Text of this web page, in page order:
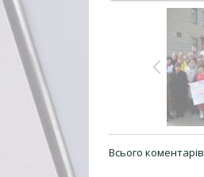
Всього коментарів